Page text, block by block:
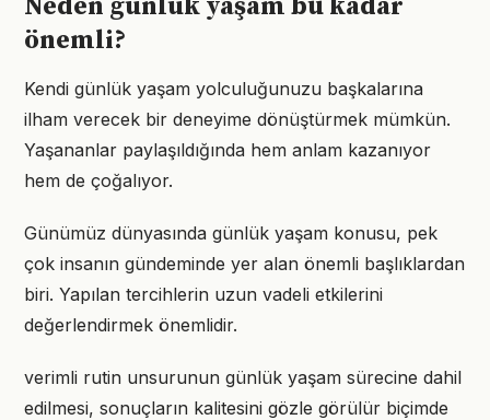
Neden günlük yaşam bu kadar
önemli?
Kendi günlük yaşam yolculuğunuzu başkalarına
ilham verecek bir deneyime dönüştürmek mümkün.
Yaşananlar paylaşıldığında hem anlam kazanıyor
hem de çoğalıyor.
Günümüz dünyasında günlük yaşam konusu, pek
çok insanın gündeminde yer alan önemli başlıklardan
biri. Yapılan tercihlerin uzun vadeli etkilerini
değerlendirmek önemlidir.
verimli rutin unsurunun günlük yaşam sürecine dahil
edilmesi, sonuçların kalitesini gözle görülür biçimde